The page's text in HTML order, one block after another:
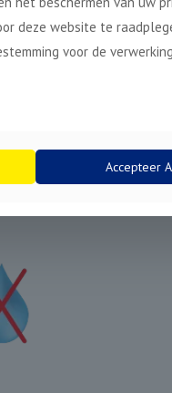
deze website te
voor de
Accepteer